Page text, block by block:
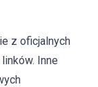
z oficjalnych
Inne